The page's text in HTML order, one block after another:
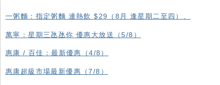
一粥麵：指定粥麵 連熱飲 $29（8月 逢星期二至四）、
萬寧：星期三氹氹你 優惠大放送（5/8）
惠康 / 百佳：最新優惠（4/8）
惠康超級市場最新優惠（7/8）